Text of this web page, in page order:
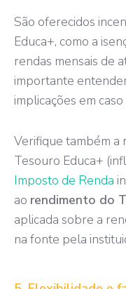
São oferecidos
Educa+, como a
rendas mensais de
importante
implicações em
Verifique também a
Tesouro Educa+
Imposto de Renda
ao rendimento do
aplicada sobre a
na fonte pela